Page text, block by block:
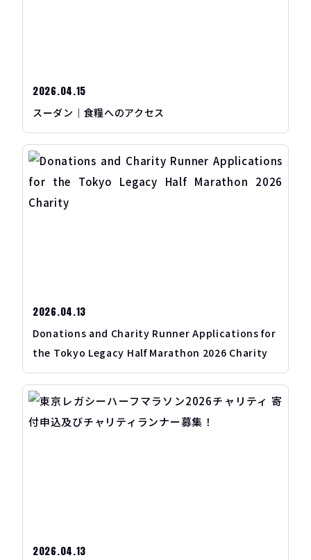
2026.04.15
スーダン｜食糧へのアクセス
2026.04.13
Donations and Charity Runner Applications for
the Tokyo Legacy Half Marathon 2026 Charity
2026.04.13